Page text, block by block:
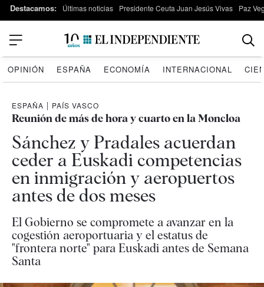
Destacamos: Últimas noticias Presidente Ceuta Juan Jesús Vivas Paz
OPINIÓN ESPAÑA ECONOMÍA INTERNACIONAL
ESPAÑA | PAÍS VASCO
Reunión de más de hora y cuarto en la Moncloa
Sánchez y Pradales acuerdan
ceder a Euskadi competencias
en inmigración y aeropuertos
antes de dos meses
El Gobierno se compromete a avanzar en la
cogestión aeroportuaria y el estatus de
"frontera norte" para Euskadi antes de Semana
Santa